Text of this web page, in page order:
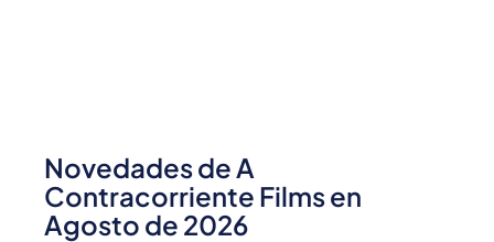
Novedades de A
Contracorriente Films en
Agosto de 2026